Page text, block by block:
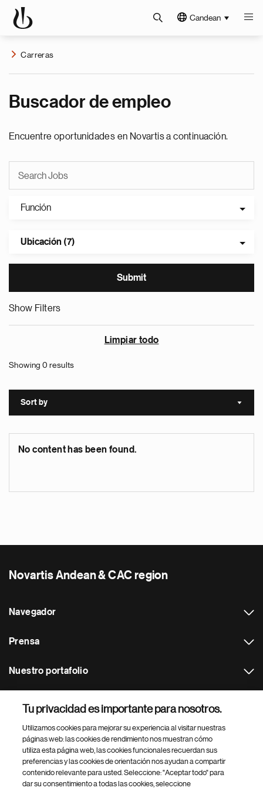
Candean
Carreras
Buscador de empleo
Encuentre oportunidades en Novartis a continuación.
Función
Ubicación (7)
Show Filters
Limpiar todo
Showing 0 results
Sort by Sort
No content has been found.
Novartis Andean & CAC region
Navegador
Prensa
Nuestro portafolio
Footer Site Search
Tu privacidad es importante para nosotros.
Utilizamos cookies para mejorar su experiencia al visitar nuestras
páginas web: las cookies de rendimiento nos muestran cómo
utiliza esta página web, las cookies funcionales recuerdan sus
preferencias y las cookies de orientación nos ayudan a compartir
contenido relevante para usted. Seleccione: "Aceptar todo" para
dar su consentimiento a todas las cookies, seleccione